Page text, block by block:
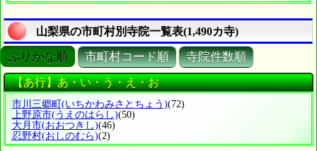
山梨県の市町村別寺院一覧表(1,490カ寺)
ぶりがな順 市町村コード順 寺院件数順
【あ行】あ・い・う・え・お
市川三郷町 (いちかわみさとちょう)(72)
上野原市(うえのはらし)(50)
大月市(おおつきし)(46)
忍野村(おしのむら)(2)